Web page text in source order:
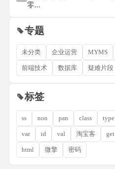
零...
专题
未分类 企业运营 MYMS
前端技术 数据库 疑难片段
标签
ss non pan class type
var id val 淘宝客 get
html 微擎 密码